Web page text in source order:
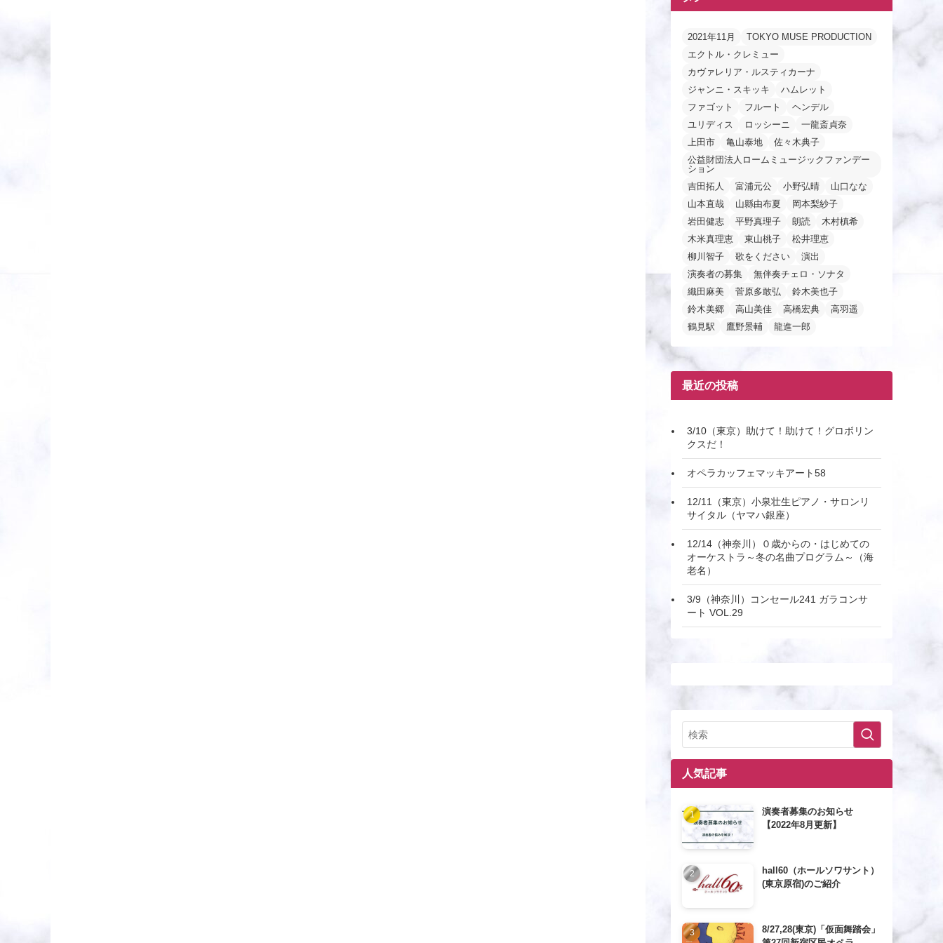
2021年11月
TOKYO MUSE PRODUCTION
エクトル・クレミュー
カヴァレリア・ルスティカーナ
ジャンニ・スキッキ
ハムレット
ファゴット
フルート
ヘンデル
ユリディス
ロッシーニ
一龍斎貞奈
上田市
亀山泰地
佐々木典子
公益財団法人ロームミュージックファンデー
ション
吉田拓人
富浦元公 小野弘晴
山口なな
山本直哉
山縣由布夏
岡本梨紗子
岩田健志
平野真理子 朗読
木村槙希
木米真理恵
東山桃子
松井理恵
柳川智子
歌をください
演出
演奏者の募集
無伴奏チェロ・ソナタ
織田麻美
菅原多敢弘
鈴木美也子
鈴木美郷
高山美佳 高橋宏典
高羽遥
鶴見駅
鷹野景輔 龍進一郎
最近の投稿
3/10（東京）助けて！助けて！グロボリン
クスだ！
オペラカッフェマッキアート58
12/11（東京）小泉壮生ピアノ・サロンリ
サイタル（ヤマハ銀座）
12/14（神奈川）０歳からの・はじめての
オーケストラ～冬の名曲プログラム～（海
老名）
3/9（神奈川）コンセール241 ガラコンサ
ート VOL.29
人気記事
演奏者募集のお知らせ
【2022年8月更新】
hall60（ホールソワサント）
(東京原宿)のご紹介
8/27,28(東京)「仮面舞踏会」